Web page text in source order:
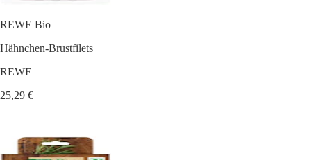
REWE Bio
Hähnchen-Brustfilets
REWE
25,29 €